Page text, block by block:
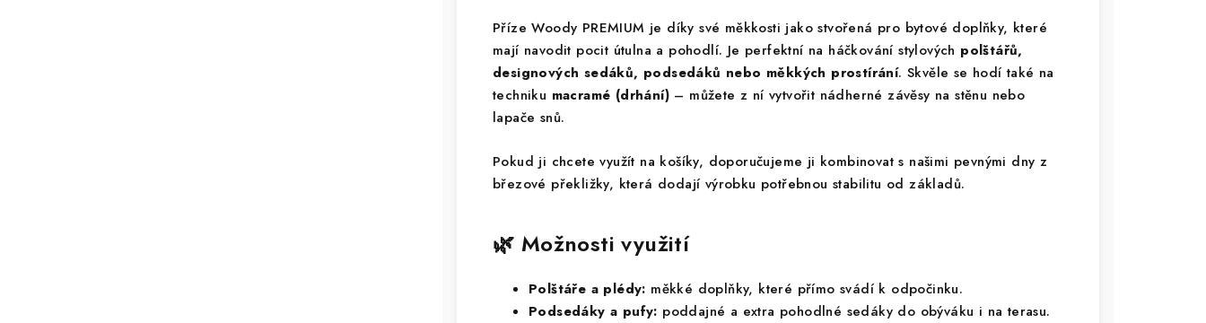
Příze Woody PREMIUM je díky své měkkosti jako stvořená pro bytové doplňky, které
mají navodit pocit útulna a pohodlí. Je perfektní na háčkování stylových polštářů,
designových sedáků, podsedáků nebo měkkých prostírání. Skvěle se hodí také na
techniku macramé (drhání) – můžete z ní vytvořit nádherné závěsy na stěnu nebo
lapače snů.
Pokud ji chcete využít na košíky, doporučujeme ji kombinovat s našimi pevnými dny z
březové překližky, která dodají výrobku potřebnou stabilitu od základů.
🌿 Možnosti využití
Polštáře a plédy: měkké doplňky, které přímo svádí k odpočinku.
Podsedáky a pufy: poddajné a extra pohodlné sedáky do obýváku i na terasu.